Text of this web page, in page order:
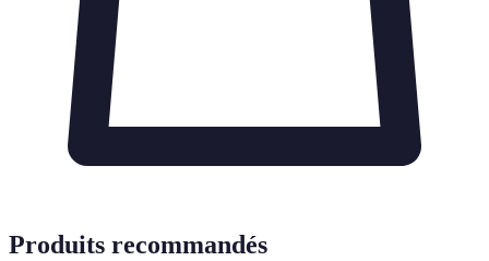
Produits recommandés